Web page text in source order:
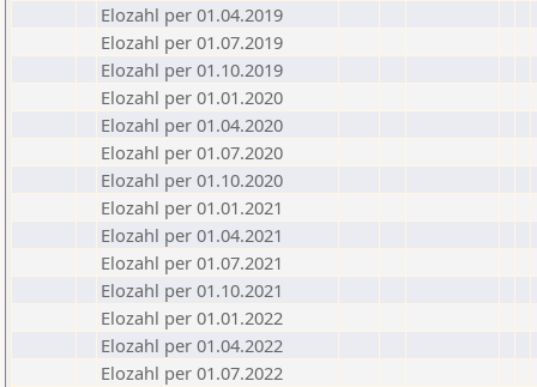
Elozahl per 01.04.2019
Elozahl per 01.07.2019
Elozahl per 01.10.2019
Elozahl per 01.01.2020
Elozahl per 01.04.2020
Elozahl per 01.07.2020
Elozahl per 01.10.2020
Elozahl per 01.01.2021
Elozahl per 01.04.2021
Elozahl per 01.07.2021
Elozahl per 01.10.2021
Elozahl per 01.01.2022
Elozahl per 01.04.2022
Elozahl per 01.07.2022